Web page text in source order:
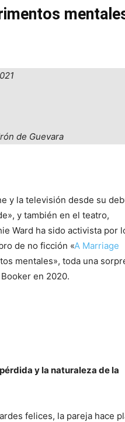
de Guevara
y la televisión desde su
y también en el teatro,
Ward ha sido activista por
de no ficción «A Marriage
mentales», toda una
en 2020.
y la naturaleza de la
felices, la pareja hace